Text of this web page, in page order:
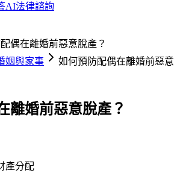
AI法律諮詢
偶在離婚前惡意脫產？
姻與家事
如何預防配偶在離婚前惡
離婚前惡意脫產？
產分配